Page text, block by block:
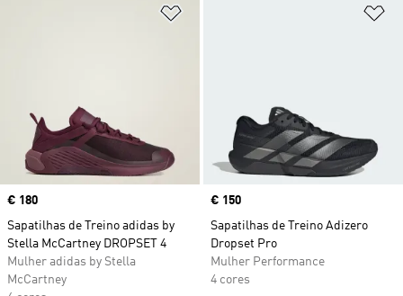
Price
€ 180
Sapatilhas de Treino adidas by
Stella McCartney DROPSET 4
Mulher adidas by Stella
McCartney
Price
€ 150
Sapatilhas de Treino Adizero
Dropset Pro
Mulher Performance
4 cores